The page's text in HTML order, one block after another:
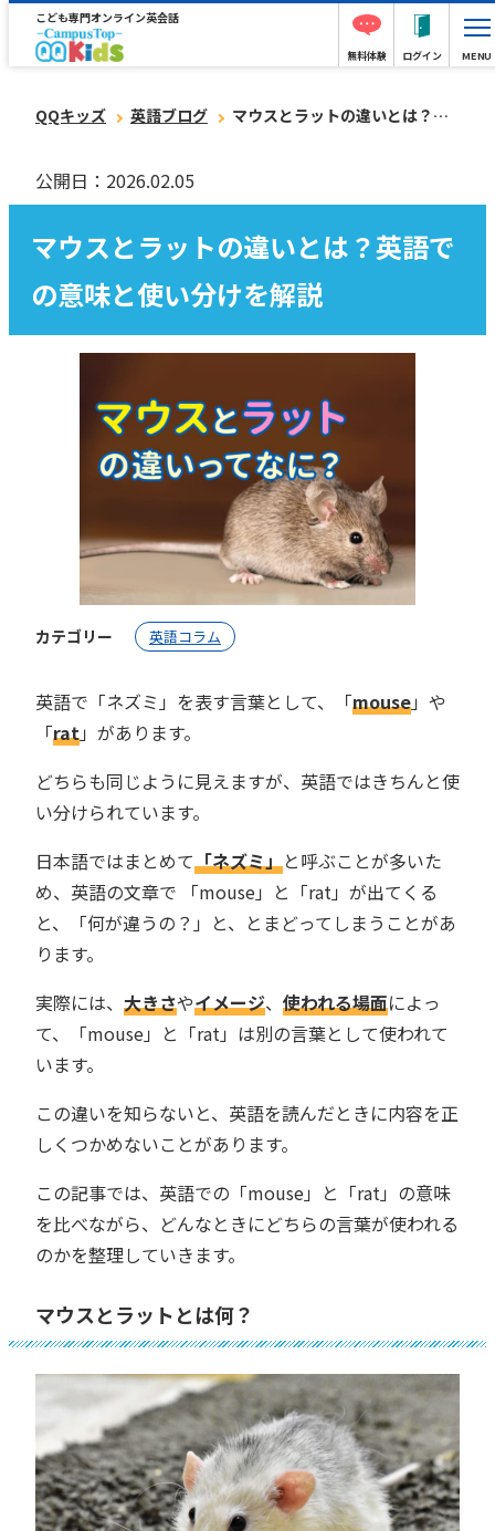
こども専門オンライン英会話
無料体験 ログイン MENU
QQキッズ 英語ブログ マウスとラットの違いとは？英語での意味と使い分けを解説
公開日：2026.02.05
マウスとラットの違いとは？英語で
の意味と使い分けを解説
カテゴリー 英語コラム
英語で「ネズミ」を表す言葉として、「mouse」や
「rat」があります。
どちらも同じように見えますが、英語ではきちんと使
い分けられています。
日本語ではまとめて「ネズミ」と呼ぶことが多いた
め、英語の文章で 「mouse」と「rat」が出てくる
と、「何が違うの？」と、とまどってしまうことがあ
ります。
実際には、 大きさやイメージ、 使われる場面によっ
て、「mouse」と「rat」は別の言葉として使われて
います。
この違いを知らないと、英語を読んだときに内容を正
しくつかめないことがあります。
この記事では、英語での「mouse」と「rat」の意味
を比べながら、どんなときにどちらの言葉が使われる
のかを整理していきます。
マウスとラットとは何？